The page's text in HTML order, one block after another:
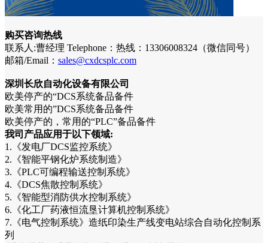
购买咨询热线
联系人:曹经理 Telephone：热线：13306008324（微信同号）
邮箱/Email： sales@cxdcsplc.com
深圳长欣自动化设备有限公司
欧美停产的“DCS系统备品备件
欧美常用的”DCS系统备品备件
欧美停产的，常用的“PLC”备品备件
我司产品应用于以下领域:
1.《发电厂DCS监控系统》
2.《智能平钢化炉系统制造》
3.《PLC可编程输送控制系统》
4.《DCS焦散控制系统》
5.《智能型消防供水控制系统》
6.《化工厂药液恒流垦计算机控制系统》
7.《电气控制系统》造纸印染生产线变电站综合自动化控制系
列